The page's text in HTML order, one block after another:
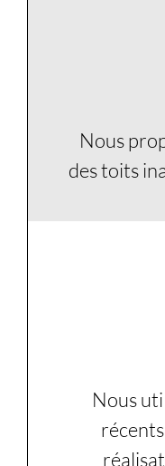
Nous
des toits
Nous